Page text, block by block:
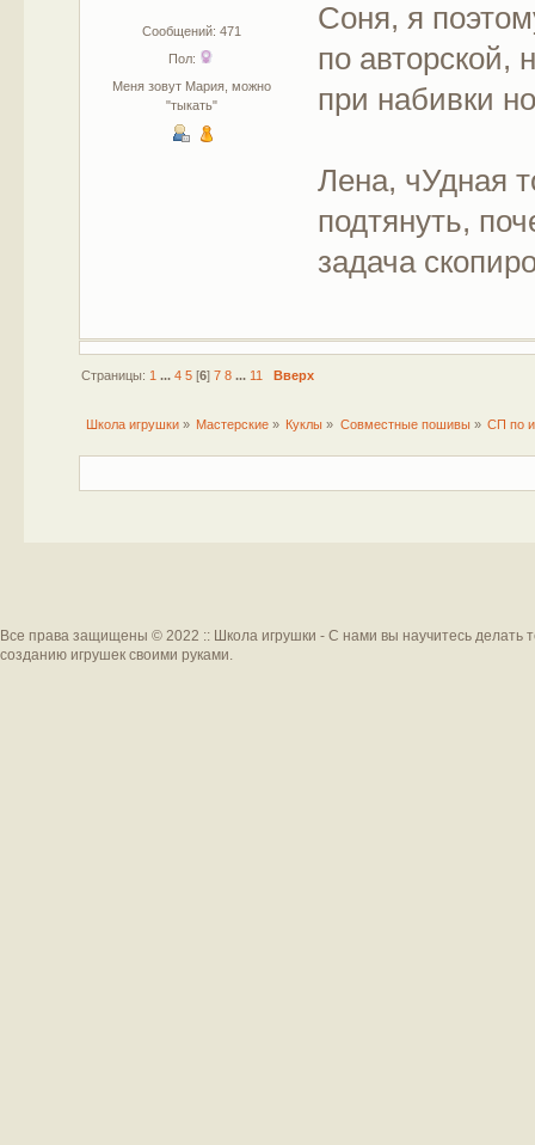
Сообщений: 471
Пол:
Меня зовут Мария, можно
"тыкать"
Соня, я
по авторской,
при набивки
Лена, чУдная
подтянуть,
задача
Страницы: 1 ... 4 5[6] 7 8 ... 11 Вверх
Школа игрушки» Мастерские » Куклы » Совместные пошивы» СП по
Все права защищены © 2022 :: Школа игрушки - С нами вы научитесь делать
созданию игрушек своими руками.